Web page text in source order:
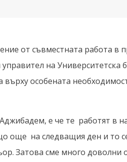
от съвместната работа в
на
особената
е че те работят в
на следващия ден и то се
Затова сме много доволни